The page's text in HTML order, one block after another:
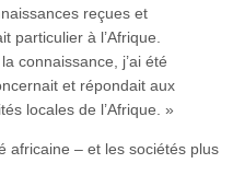
reçues et
particulier à l’Afrique.
connaissance, j’ai été
et répondait aux
locales de l’Afrique. »
africaine – et les sociétés plus